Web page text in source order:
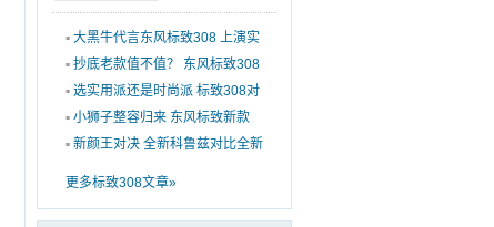
▪ 大黑牛代言东风标致308 上演实
力圈粉
▪ 抄底老款值不值？ 东风标致308
新老对比
▪ 选实用派还是时尚派 标致308对
日产轩逸
▪ 小狮子整容归来 东风标致新款
308怎么样
▪ 新颜王对决 全新科鲁兹对比全新
更多标致308文章»